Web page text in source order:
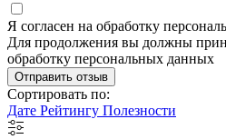
Я согласен на обработку
Для продолжения вы должны
обработку персональных данных
Отправить отзыв
Сортировать по:
Дате Рейтингу Полезности